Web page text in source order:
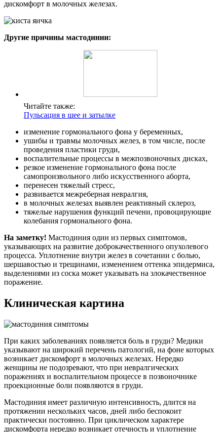
дискомфорт в молочных железах.
Другие причины мастодинии:
Читайте также:
Пульсация в шее и затылке
изменение гормонального фона у беременных,
ушибы и травмы молочных желез, в том числе, после
проведения пластики груди,
воспалительные процессы в межпозвоночных дисках,
резкое изменение гормонального фона после
самопроизвольного либо искусственного аборта,
перенесен тяжелый стресс,
развивается межреберная невралгия,
в молочных железах выявлен реактивный склероз,
тяжелые нарушения функций печени, провоцирующие
колебания гормонального фона.
На заметку! Мастодиния один из первых симптомов,
указывающих на развитие доброкачественного опухолевого
процесса. Уплотнение внутри желез в сочетании с болью,
шершавостью и трещинами, изменением оттенка эпидермиса,
выделениями из соска может указывать на злокачественное
поражение.
Клиническая картина
При каких заболеваниях появляется боль в груди? Медики
указывают на широкий перечень патологий, на фоне которых
возникает дискомфорт в молочных железах. Нередко
женщины не подозревают, что при невралгических
поражениях и воспалительном процессе в позвоночнике
проекционные боли появляются в груди.
Мастодиния имеет различную интенсивность, длится на
протяжении нескольких часов, дней либо беспокоит
практически постоянно. При циклическом характере
дискомфорта нередко возникает отечность и уплотнение